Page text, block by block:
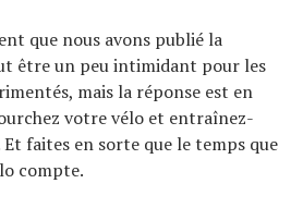
que nous avons publié la
être un peu intimidant pour les
mais la réponse est en
votre vélo et entraînez-
faites en sorte que le temps que
compte.